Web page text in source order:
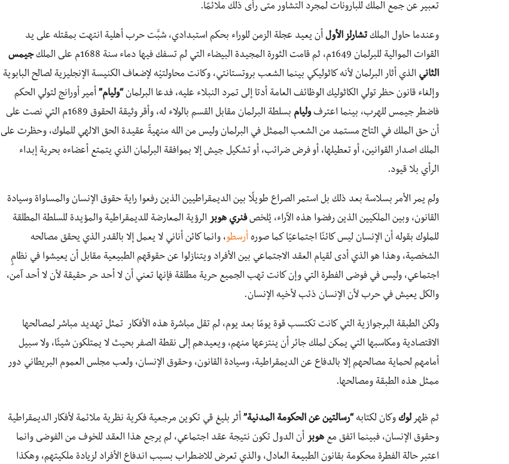
تعبير عن جمع الملك للبارونات لمجرد التشاور متى رأى ذلك ملائمًا.
وعندما حاول الملكتشارلز الأول أن يعيد عجلة الزمن للوراء بحكم استبدادي، شبَّت حرب أهلية انتهت بمقتله على يد
القوات الموالية للبرلمان 1649م، ثم قامت الثورة المجيدة البيضاء التي لم تسفك فيها دماء سنة 1688م على الملك
جيمس
الثاني الذي أثار البرلمان لأنه كاثوليكي بينما الشعب بروتستانتي، وكانت محاولتيْه لإضعاف الكنيسة الإنجليزية لصالح البابوية
وإلغاء قانون حظر تولي الكاثوليك الوظائف العامة أدتا إلى تمرد النبلاء عليه، فدعا البرلمان “وليام” أمير أورانج لتولي الحكم
فاضطر جيمس للهرب، بينما اعترفوليام
بسلطة البرلمان مقابل القسم بالولاء له، وأقر وثيقة الحقوق 1689م التي نصت على
أن حق الملك في التاج مستمد من الشعب الممثل في البرلمان وليس من الله منهيةً عقيدة الحق الالهي للملوك، وحظرت على
الملك اصدار القوانين، أو تعطيلها، أو فرض ضرائب، أو تشكيل جيش إلا بموافقة البرلمان الذي يتمتع أعضاءه بحرية إبداء
الرأي بلا قيود.
ولم يمر الأمر بسلاسة بعد ذلك بل استمر الصراع طويلًا بين الديمقراطيين الذين رفعوا راية حقوق الإنسان والمساواة وسيادة
القانون، وبين الملكيين الذين رفضوا هذه الآراء، يُلخصفنري هوبز الرؤية المعارضة للديمقراطية والمؤيدة للسلطة المطلقة
للملوك بقوله أن الإنسان ليس كائنًا اجتماعيًا كما صوره أرسطو، وانما كائن أناني لا يعمل إلا بالقدر الذي يحقق مصالحه
الشخصية، وهذا هو الذي أدى لقيام العقد الاجتماعي بين الأفراد ويتنازلوا عن حقوقهم الطبيعية مقابل أن يعيشوا في نظامٍ
اجتماعي، وليس في فوضى الفطرة التي وإن كانت تهب الجميع حرية مطلقة فإنها تعني أن لا أحد حر حقيقة لأن لا أحد آمن،
والكل يعيش في حرب لأن الإنسان ذئب لأخيه الإنسان.
ولكن الطبقة البرجوازية التي كانت تكتسب قوة يومًا بعد يوم، لم تقل مباشرة هذه الأفكار تمثل تهديد مباشر لمصالحها
الاقتصادية ومكاسبها التي يمكن لملك جائر أن ينتزعها منهم، ويعيدهم إلى نقطة الصفر بحيث لا يمتلكون شيئًا، ولا سبيل
أمامهم لحماية مصالحهم إلا بالدفاع عن الديمقراطية، وسيادة القانون، وحقوق الإنسان، ولعب مجلس العموم البريطاني دور
ممثل هذه الطبقة ومصالحها.
ثم ظهر لوك وكان لكتابه “رسالتين عن الحكومة المدنية” أثر بليغ قي تكوين مرجعية فكرية نظرية ملائمة لأفكار الديمقراطية
وحقوق الإنسان، فبينما اتفق مع هوبز أن الدول تكون نتيجة عقد اجتماعي، لم يرجع هذا العقد للخوف من الفوضى وانما
اعتبر حالة الفطرة محكومة بقانون الطبيعة العادل، والذي تعرض للاضطراب بسبب اندفاع الأفراد لزيادة ملكيتهم، وهكذا